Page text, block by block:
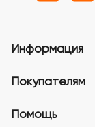
Информация
Покупателям
Помощь